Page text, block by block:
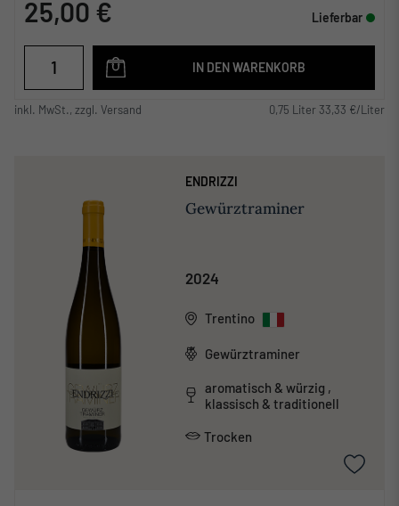
25,00 € Lieferbar
IN DEN WARENKORB
inkl. MwSt., zzgl. Versand 0,75 Liter 33,33 €/Liter
ENDRIZZI
Gewürztraminer
2024
Trentino
Gewürztraminer
aromatisch & würzig ,
klassisch & traditionell
Trocken